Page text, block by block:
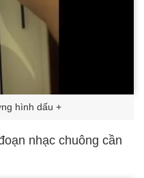
hình dấu +
nhạc chuông cần